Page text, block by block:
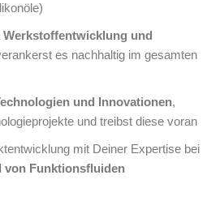
Werkstoffentwicklung und
es nachhaltig im gesamten
und Innovationen,
und treibst diese voran
mit Deiner Expertise bei
von Funktionsfluiden